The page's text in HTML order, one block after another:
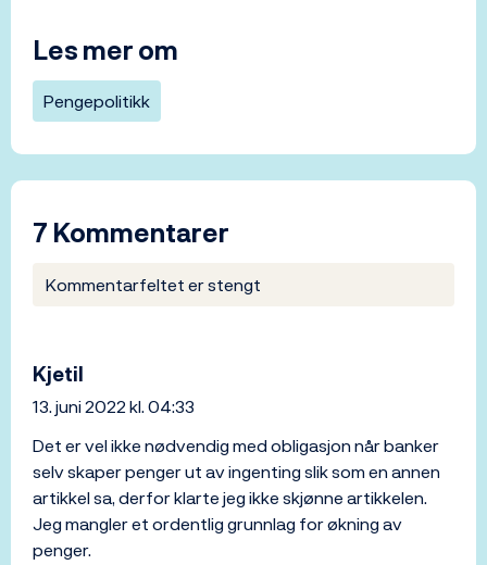
Les mer om
Pengepolitikk
7 Kommentarer
Kommentarfeltet er stengt
Kjetil
13. juni 2022 kl. 04:33
Det er vel ikke nødvendig med obligasjon når banker
selv skaper penger ut av ingenting slik som en annen
artikkel sa, derfor klarte jeg ikke skjønne artikkelen.
Jeg mangler et ordentlig grunnlag for økning av
penger.